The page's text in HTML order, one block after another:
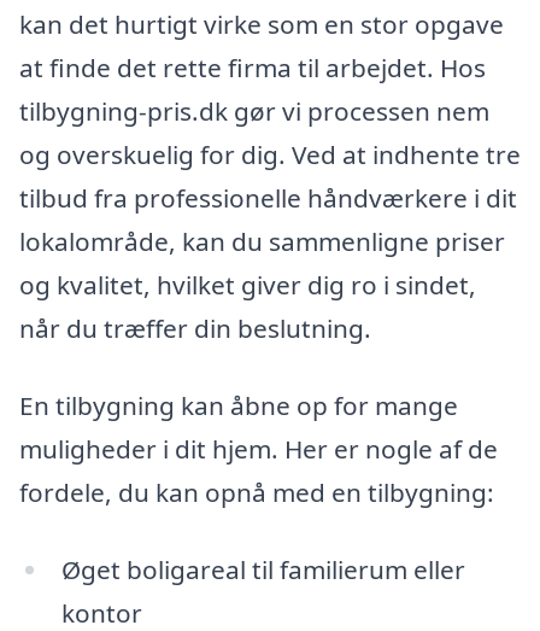
kan det hurtigt virke som en stor opgave
at finde det rette firma til arbejdet. Hos
tilbygning-pris.dk gør vi processen nem
og overskuelig for dig. Ved at indhente tre
tilbud fra professionelle håndværkere i dit
lokalområde, kan du sammenligne priser
og kvalitet, hvilket giver dig ro i sindet,
når du træffer din beslutning.
En tilbygning kan åbne op for mange
muligheder i dit hjem. Her er nogle af de
fordele, du kan opnå med en tilbygning:
Øget boligareal til familierum eller
kontor